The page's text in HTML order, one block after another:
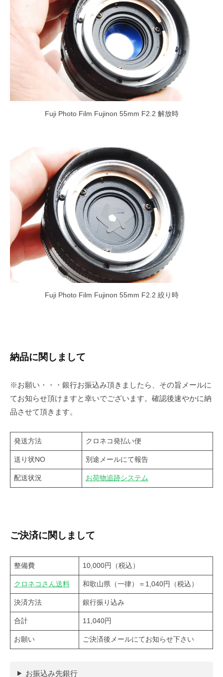
Fuji Photo Film Fujinon 55mm F2.2 解放時
Fuji Photo Film Fujinon 55mm F2.2 絞り時
納品に関しまして
※お願い・・・銀行お振込み頂きましたら、その旨メールに
てお知らせ頂けますと幸いでございます。確認後速やかに納
品させて頂きます。
発送方法 クロネコ発払い便
送り状NO 別途メールにて報告
配送状況 お荷物追跡システム
ご決済に関しまして
整備費 10,000円（税込）
クロネコさん送料 和歌山県（一律）＝1,040円（税込）
決済方法 銀行振り込み
合計 11,040円
お願い ご決済後メールにてお知らせ下さい
お振込み先銀行